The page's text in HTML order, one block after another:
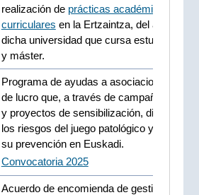
realización de prácticas académicas
curriculares en la Ertzaintza, del
dicha universidad que cursa estudios de
y máster.
Programa de ayudas a asociaciones sin
de lucro que, a través de campañas
y proyectos de sensibilización, divulgan
los riesgos del juego patológico y
su prevención en Euskadi.
Convocatoria 2025
Acuerdo de encomienda de gestión entre